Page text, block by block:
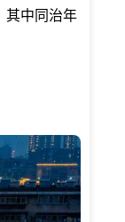
其中同治年